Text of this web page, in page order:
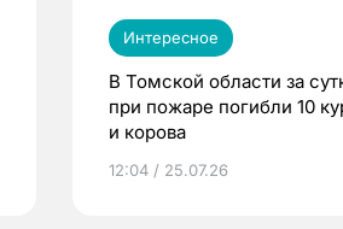
Интересное
В Томской области за
при пожаре погибли 10
и корова
12:04 / 25.07.26